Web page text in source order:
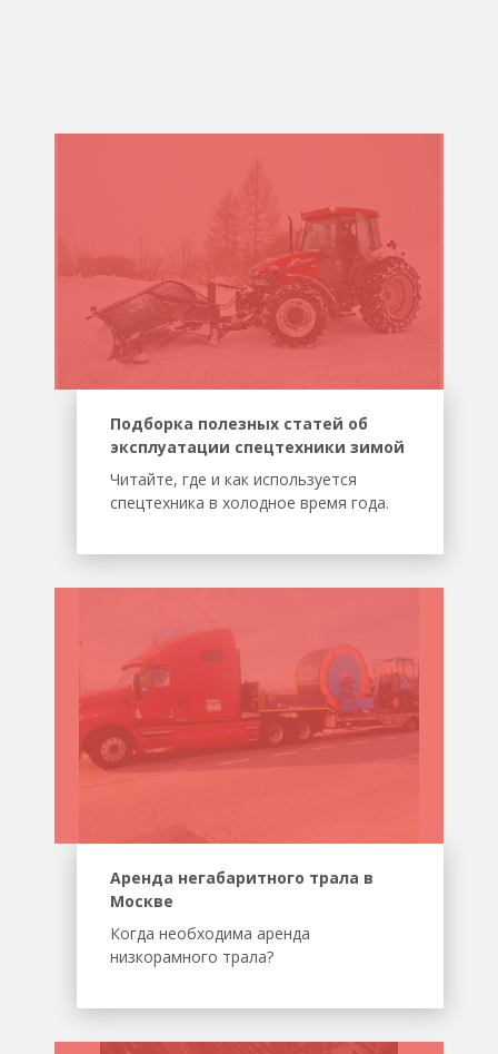
Подборка полезных статей об
эксплуатации спецтехники зимой
Читайте, где и как используется
спецтехника в холодное время года.
Аренда негабаритного трала в
Москве
Когда необходима аренда
низкорамного трала?